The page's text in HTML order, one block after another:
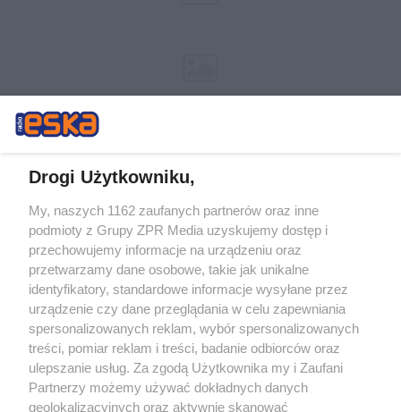
Żaden utwór zamieszczony w serwisie nie może być powielany i
rozpowszechniany lub dalej rozpowszechniany w jakikolwiek sposób (w
tym także elektroniczny lub mechaniczny) na jakimkolwiek polu
eksploatacji w jakiejkolwiek formie, włącznie z umieszczaniem w
Internecie bez pisemnej zgody właściciela praw. Jakiekolwiek użycie lub
wykorzystanie utworów w całości lub w części z naruszeniem prawa,
tzn. bez właściwej zgody, jest zabronione pod groźbą kary i może być
ścigane prawnie.
Drogi Użytkowniku,
My, naszych 1162 zaufanych partnerów oraz inne
podmioty z Grupy ZPR Media uzyskujemy dostęp i
przechowujemy informacje na urządzeniu oraz
przetwarzamy dane osobowe, takie jak unikalne
identyfikatory, standardowe informacje wysyłane przez
urządzenie czy dane przeglądania w celu zapewniania
spersonalizowanych reklam, wybór spersonalizowanych
treści, pomiar reklam i treści, badanie odbiorców oraz
ulepszanie usług. Za zgodą Użytkownika my i Zaufani
Partnerzy możemy używać dokładnych danych
geolokalizacyjnych oraz aktywnie skanować